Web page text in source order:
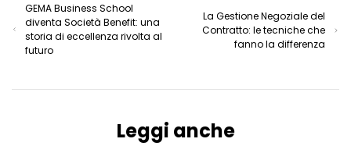
GEMA Business School
diventa Società Benefit: una
storia di eccellenza rivolta al
futuro
La Gestione Negoziale del
Contratto: le tecniche che
fanno la differenza
Leggi anche